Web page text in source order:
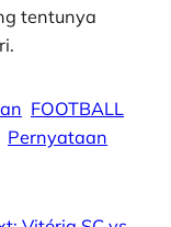
tentunya
FOOTBALL
Pernyataan